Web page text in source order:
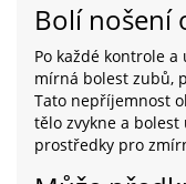
Bolí nošení
Po každé kontrole
mírná bolest zubů,
Tato nepříjemnost
tělo zvykne a
prostředky pro